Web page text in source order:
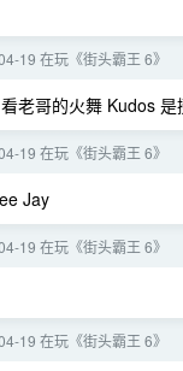
19 在玩《街头霸王 6》
老哥的火舞 Kudos
19 在玩《街头霸王 6》
Jay
19 在玩《街头霸王 6》
19 在玩《街头霸王 6》